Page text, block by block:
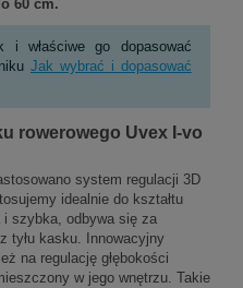
60 cm.
i właściwe go dopasować
Jak wybrać i dopasować
rowerowego Uvex I-vo
system regulacji 3D
idealnie do kształtu
i szybka, odbywa się za
tyłu kasku. Innowacyjny
na regulację głębokości
w jego wnętrzu. Takie